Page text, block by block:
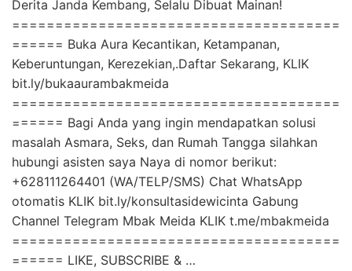
Derita Janda Kembang, Selalu Dibuat Mainan!
======================================
====== Buka Aura Kecantikan, Ketampanan,
Keberuntungan, Kerezekian,.Daftar Sekarang, KLIK
bit.ly/bukaaurambakmeida
======================================
====== Bagi Anda yang ingin mendapatkan solusi
masalah Asmara, Seks, dan Rumah Tangga silahkan
hubungi asisten saya Naya di nomor berikut:
+628111264401 (WA/TELP/SMS) Chat WhatsApp
otomatis KLIK bit.ly/konsultasidewicinta Gabung
Channel Telegram Mbak Meida KLIK t.me/mbakmeida
======================================
====== LIKE, SUBSCRIBE & …